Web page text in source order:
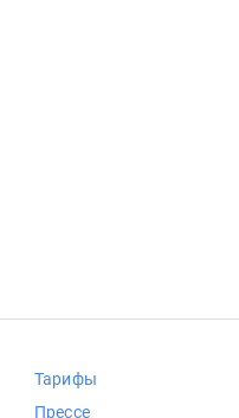
Тарифы
Прессе